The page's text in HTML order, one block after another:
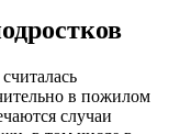
в пожилом
случаи